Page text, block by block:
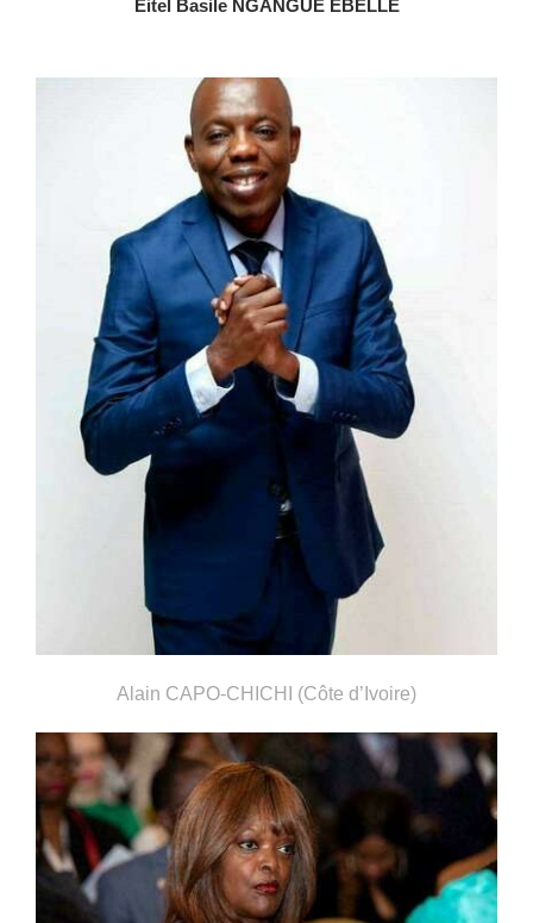
Eitel Basile NGANGUE EBELLE
Alain CAPO-CHICHI (Côte d’Ivoire)